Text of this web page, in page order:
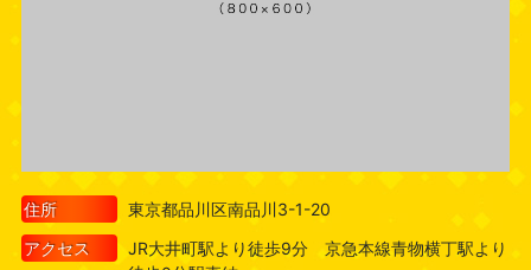
住所
東京都品川区南品川3-1-20
アクセス
JR大井町駅より徒歩9分 京急本線青物横丁駅より